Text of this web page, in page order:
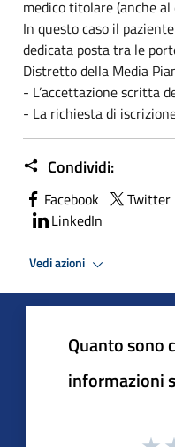
medico titolare (anche
In questo caso il
dedicata posta tra le
Distretto della Media
- L’accettazione scritta
- La richiesta di
Condividi:
Facebook Twitter
LinkedIn
Vedi azioni
Quanto sono
informazioni